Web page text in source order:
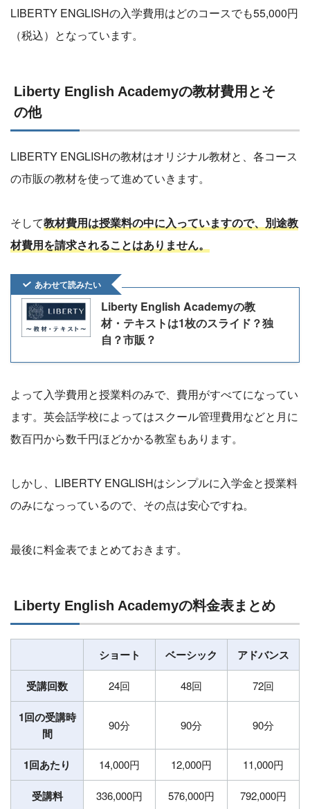
LIBERTY ENGLISHの入学費用はどのコースでも55,000円
（税込）となっています。
Liberty English Academyの教材費用とそ
の他
LIBERTY ENGLISHの教材はオリジナル教材と、各コース
の市販の教材を使って進めていきます。
そして教材費用は授業料の中に入っていますので、別途教
材費用を請求されることはありません。
あわせて読みたい
Liberty English Academyの教
材・テキストは1枚のスライド？独
自？市販？
よって入学費用と授業料のみで、費用がすべてになってい
ます。英会話学校によってはスクール管理費用などと月に
数百円から数千円ほどかかる教室もあります。
しかし、LIBERTY ENGLISHはシンプルに入学金と授業料
のみになっっているので、その点は安心ですね。
最後に料金表でまとめておきます。
Liberty English Academyの料金表まとめ
ショート ベーシック アドバンス
受講回数 24回 48回 72回
1回の受講時
間
90分 90分 90分
1回あたり 14,000円 12,000円 11,000円
受講料 336,000円 576,000円 792,000円